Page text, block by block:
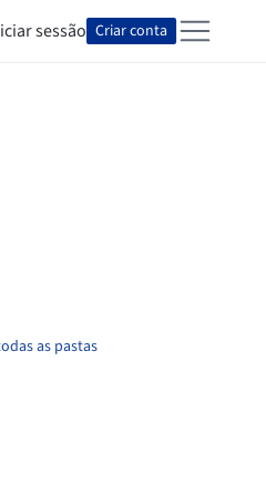
sessão Criar conta
as pastas